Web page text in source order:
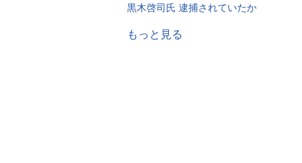
黒木啓司氏 逮捕されていたか
もっと見る